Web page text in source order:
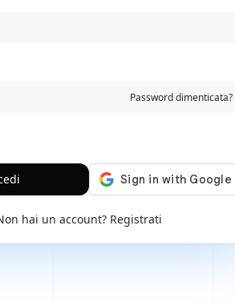
Password dimenticata?
hai un account? Registrati